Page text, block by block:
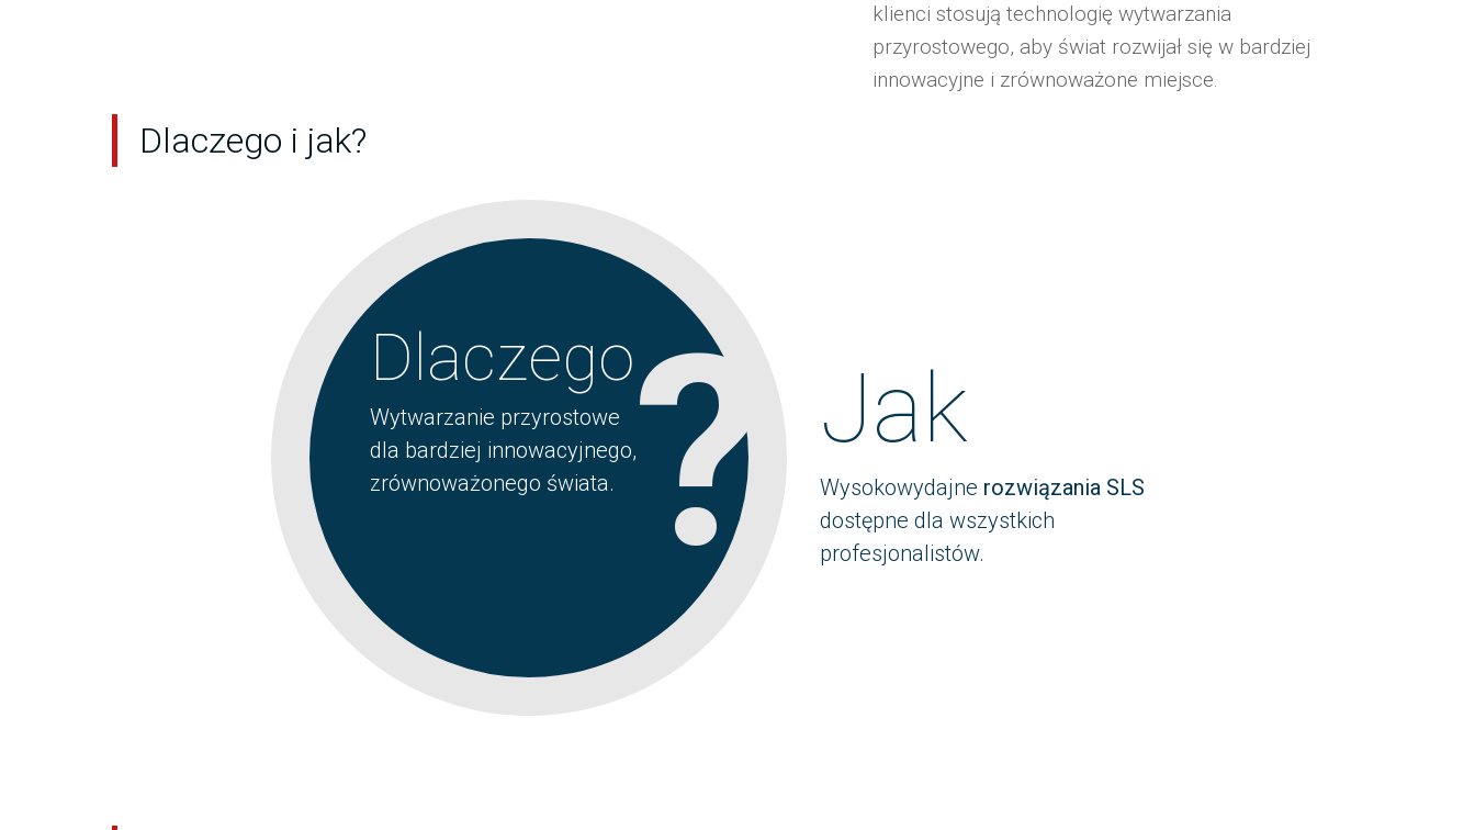
klienci stosują technologię wytwarzania
przyrostowego, aby świat rozwijał się w bardziej
innowacyjne i zrównoważone miejsce.
Dlaczego i jak?
Dlaczego
Wytwarzanie przyrostowe
dla bardziej innowacyjnego,
zrównoważonego świata.
? Jak
Wysokowydajne rozwiązania SLS
dostępne dla wszystkich
profesjonalistów.